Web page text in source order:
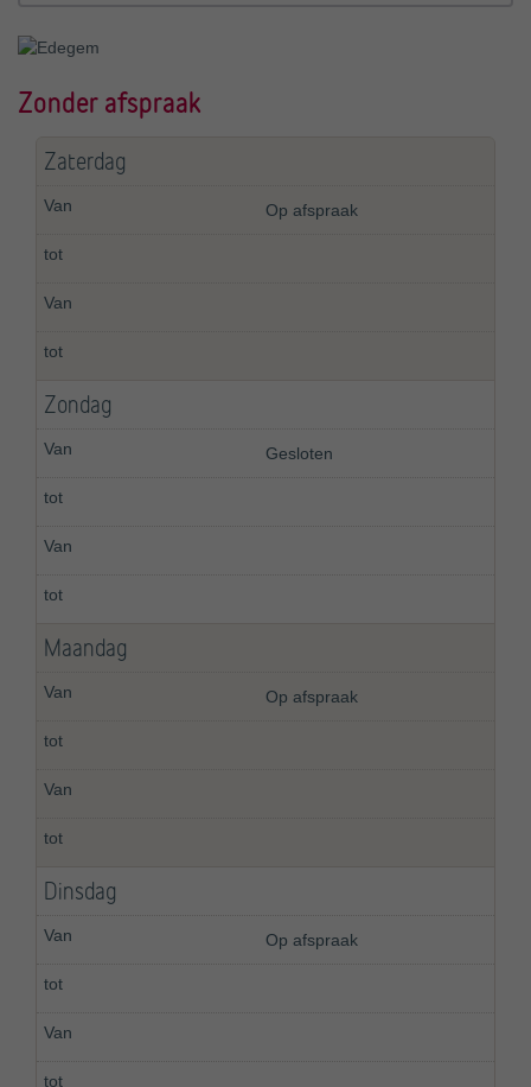
Zonder afspraak
Zaterdag
Op afspraak
Zondag
Gesloten
Maandag
Op afspraak
Dinsdag
Op afspraak